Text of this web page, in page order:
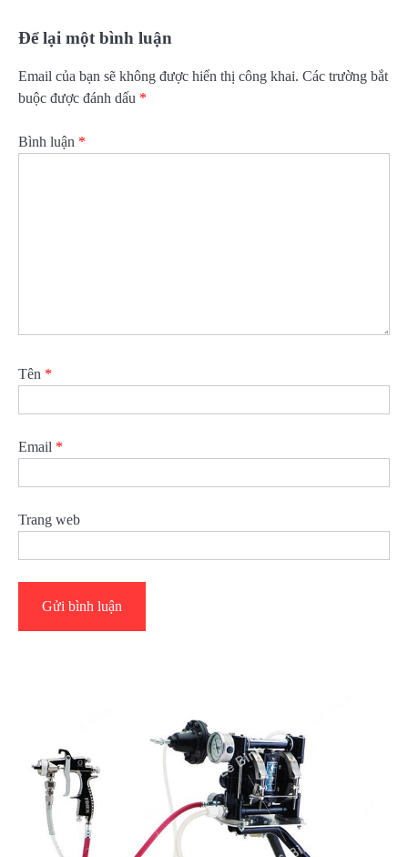
Để lại một bình luận
Email của bạn sẽ không được hiển thị công khai. Các trường bắt
buộc được đánh dấu *
Bình luận *
Tên *
Email *
Trang web